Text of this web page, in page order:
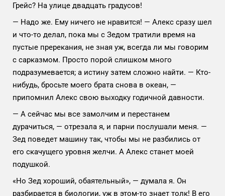
Грейс? На улице двадцать градусов!
— Надо же. Ему ничего не нравится! — Алекс сразу шел
и что-то делал, пока мы с Зедом тратили время на
пустые пререкания, не зная уж, всегда ли мы говорим
с сарказмом. Просто порой слишком много
подразумевается; а истину затем сложно найти. — Кто-
нибудь, бросьте моего брата снова в океан, —
припомнил Алекс свою выходку годичной давности.
— А сейчас мы все замолчим и перестанем
дурачиться, — отрезала я, и парни послушали меня. —
Зед поведет машину так, чтобы мы не разбились от
его скачущего уровня желчи. А Алекс станет моей
подушкой.
«Но Зед хороший, обаятельный», — думала я. Он
разбирается в биологии, уж в этом-то знает толк! В его